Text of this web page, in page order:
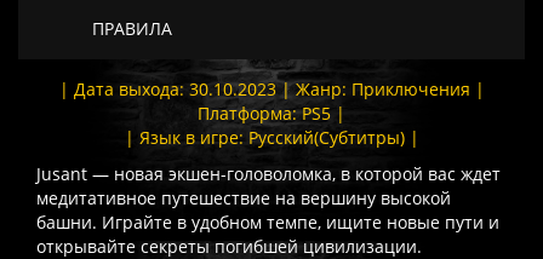
ПРАВИЛА
| Дата выхода: 30.10.2023 | Жанр: Приключения |
Платформа: PS5 |
| Язык в игре: Русский(Субтитры) |
Jusant — новая экшен-головоломка, в которой вас ждет
медитативное путешествие на вершину высокой
башни. Играйте в удобном темпе, ищите новые пути и
открывайте секреты погибшей цивилизации.